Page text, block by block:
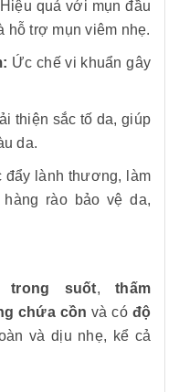
Hiệu quả với mụn đầu
hỗ trợ mụn viêm nhẹ.
Ức chế vi khuẩn gây
thiện sắc tố da, giúp
da.
đẩy lành thương, làm
rào bảo vệ da,
trong suốt,thấm
chứa cồn và có độ
và dịu nhẹ, kể cả